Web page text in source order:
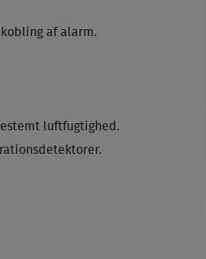
af alarm.
luftfugtighed.